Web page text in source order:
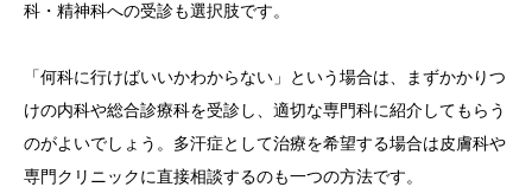
科・精神科への受診も選択肢です。
「何科に行けばいいかわからない」という場合は、まずかかりつ
けの内科や総合診療科を受診し、適切な専門科に紹介してもらう
のがよいでしょう。多汗症として治療を希望する場合は皮膚科や
専門クリニックに直接相談するのも一つの方法です。